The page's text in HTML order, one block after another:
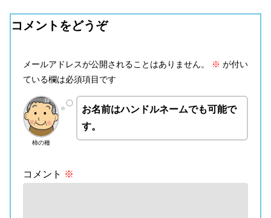
コメントをどうぞ
メールアドレスが公開されることはありません。 ※ が付い
ている欄は必須項目です
柿の種
お名前はハンドルネームでも可能で
す。
コメント ※